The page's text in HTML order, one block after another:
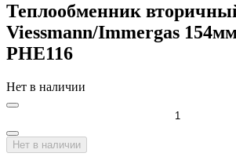
Теплообменник
Viessmann/Immergas
PHE116
Нет в наличии
Нет в наличии